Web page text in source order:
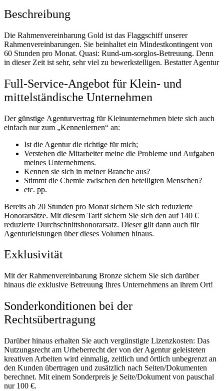
Beschreibung
Die Rahmenvereinbarung Gold ist das Flaggschiff unserer
Rahmenvereinbarungen. Sie beinhaltet ein Mindestkontingent von
60 Stunden pro Monat. Quasi: Rund-um-sorglos-Betreuung. Denn
in dieser Zeit ist sehr, sehr viel zu bewerkstelligen. Bestatter Agentur
Full-Service-Angebot für Klein- und
mittelständische Unternehmen
Der günstige Agenturvertrag für Kleinunternehmen biete sich auch
einfach nur zum „Kennenlernen“ an:
Ist die Agentur die richtige für mich;
Verstehen die Mitarbeiter meine die Probleme und Aufgaben
meines Unternehmens.
Kennen sie sich in meiner Branche aus?
Stimmt die Chemie zwischen den beteiligten Menschen?
etc. pp.
Bereits ab 20 Stunden pro Monat sichern Sie sich reduzierte
Honorarsätze. Mit diesem Tarif sichern Sie sich den auf 140 €
reduzierte Durchschnittshonorarsatz. Dieser gilt dann auch für
Agenturleistungen über dieses Volumen hinaus.
Exklusivität
Mit der Rahmenvereinbarung Bronze sichern Sie sich darüber
hinaus die exklusive Betreuung Ihres Unternehmens an ihrem Ort!
Sonderkonditionen bei der
Rechtsübertragung
Darüber hinaus erhalten Sie auch vergünstigte Lizenzkosten: Das
Nutzungsrecht am Urheberrecht der von der Agentur geleisteten
kreativen Arbeiten wird einmalig, zeitlich und örtlich unbegrenzt an
den Kunden übertragen und zusätzlich nach Seiten/Dokumenten
berechnet. Mit einem Sonderpreis je Seite/Dokument von pauschal
nur 100 €.